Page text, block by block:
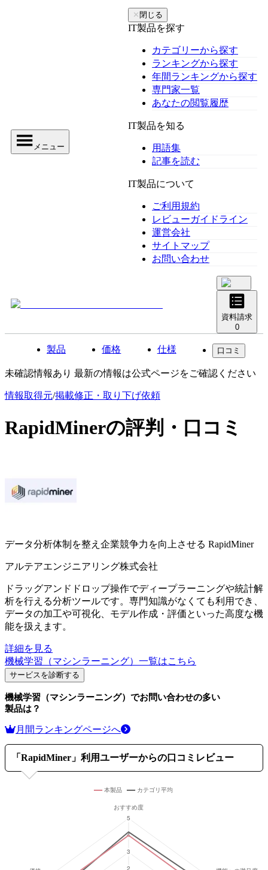
メニュー
✕ 閉じる
IT製品を探す
カテゴリーから探す
ランキングから探す
年間ランキングから探す
専門家一覧
あなたの閲覧履歴
IT製品を知る
用語集
記事を読む
IT製品について
ご利用規約
レビューガイドライン
運営会社
サイトマップ
お問い合わせ
資料請求
0
製品 価格 仕様 口コミ
未確認情報あり 最新の情報は公式ページをご確認ください
情報取得元/掲載修正・取り下げ依頼
RapidMinerの評判・口コミ
データ分析体制を整え企業競争力を向上させる RapidMiner
アルテアエンジニアリング株式会社
ドラッグアンドドロップ操作でディープラーニングや統計解
析を行える分析ツールです。専門知識がなくても利用でき、
データの加工や可視化、モデル作成・評価といった高度な機
能を扱えます。
詳細を見る
機械学習（マシンラーニング） 一覧はこちら
サービスを診断する
機械学習（マシンラーニング） でお問い合わせの多い
製品は？
月間ランキングページへ
「 RapidMiner 」利用ユーザーからの口コミレビュー